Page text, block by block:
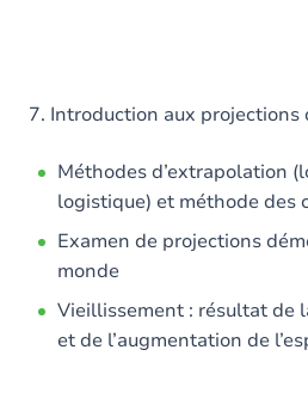
7. Introduction aux projections
Méthodes d’extrapolation
logistique) et méthode des
Examen de projections
monde
Vieillissement : résultat de
et de l’augmentation de